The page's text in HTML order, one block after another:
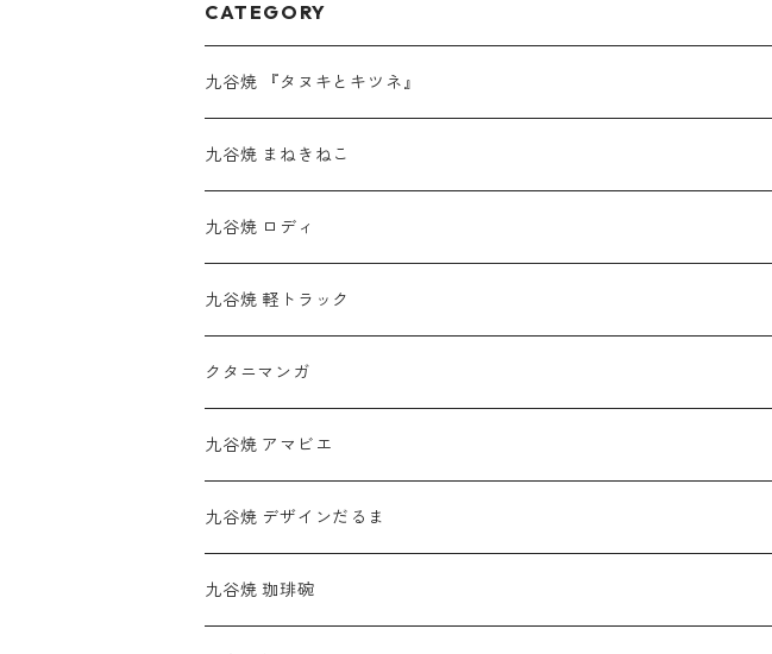
CATEGORY
九谷焼 『タヌキとキツネ』
九谷焼 まねきねこ
九谷焼 ロディ
九谷焼 軽トラック
クタニマンガ
九谷焼 アマビエ
九谷焼 デザインだるま
九谷焼 珈琲碗